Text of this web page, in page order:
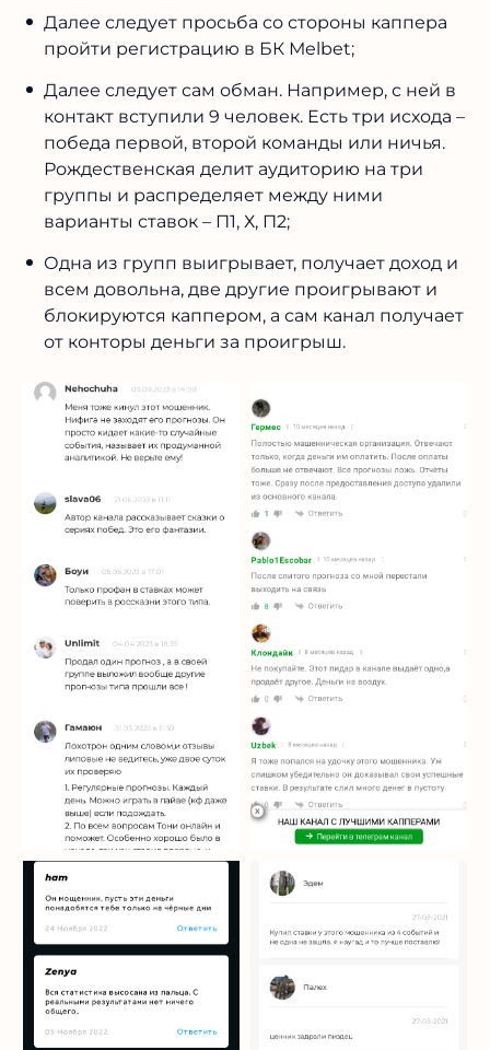
Далее следует просьба со стороны каппера
пройти регистрацию в БК Мelbet;
Далее следует сам обман. Например, с ней в
контакт вступили 9 человек. Есть три исхода –
победа первой, второй команды или ничья.
Рождественская делит аудиторию на три
группы и распределяет между ними
варианты ставок – П1, Х, П2;
Одна из групп выигрывает, получает доход и
всем довольна, две другие проигрывают и
блокируются каппером, а сам канал получает
от конторы деньги за проигрыш.